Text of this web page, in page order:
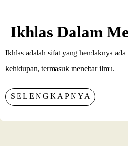
Ikhlas Dalam
Ikhlas adalah sifat yang hendaknya
kehidupan, termasuk menebar ilmu.
SELENGKAPNYA